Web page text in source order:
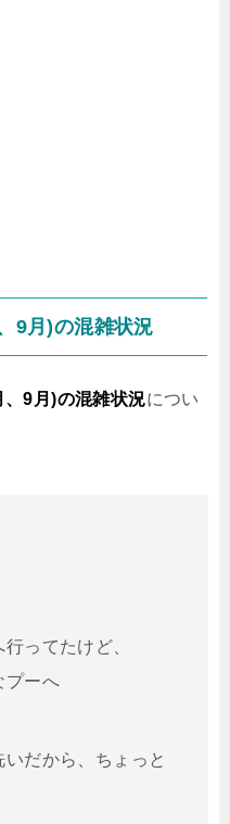
9月)の混雑状況
9月)の混雑状況につい
ってたけど、
プーへ
だから、ちょっと